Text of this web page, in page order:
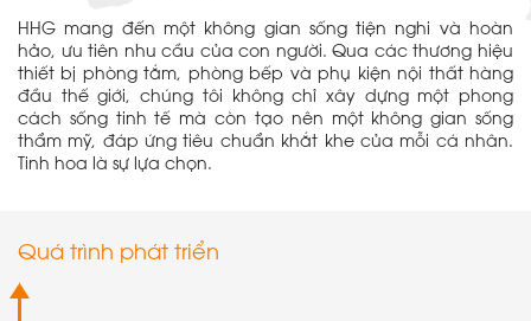
HHG mang đến một không gian sống tiện nghi và hoàn
hảo, ưu tiên nhu cầu của con người. Qua các thương hiệu
thiết bị phòng tắm, phòng bếp và phụ kiện nội thất hàng
đầu thế giới, chúng tôi không chỉ xây dựng một phong
cách sống tinh tế mà còn tạo nên một không gian sống
thẩm mỹ, đáp ứng tiêu chuẩn khắt khe của mỗi cá nhân.
Tinh hoa là sự lựa chọn.
Quá trình phát triển